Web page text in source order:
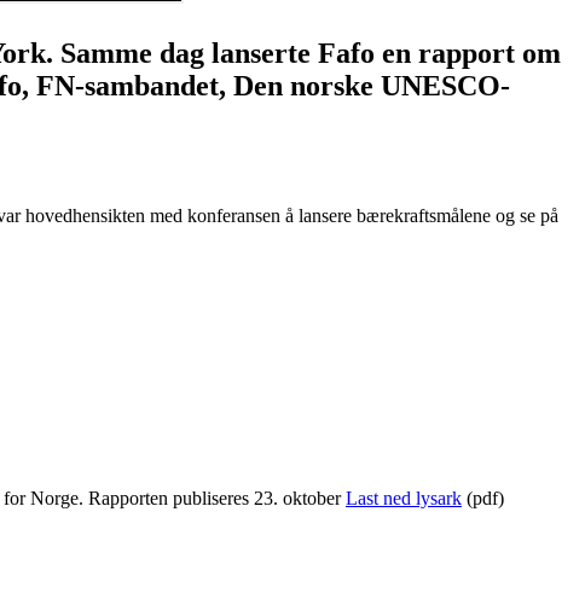
Samme dag lanserte Fafo en rapport om
FN-sambandet, Den norske UNESCO-
hovedhensikten med konferansen å lansere bærekraftsmålene og se på
Norge. Rapporten publiseres 23. oktoberLast ned lysark (pdf)